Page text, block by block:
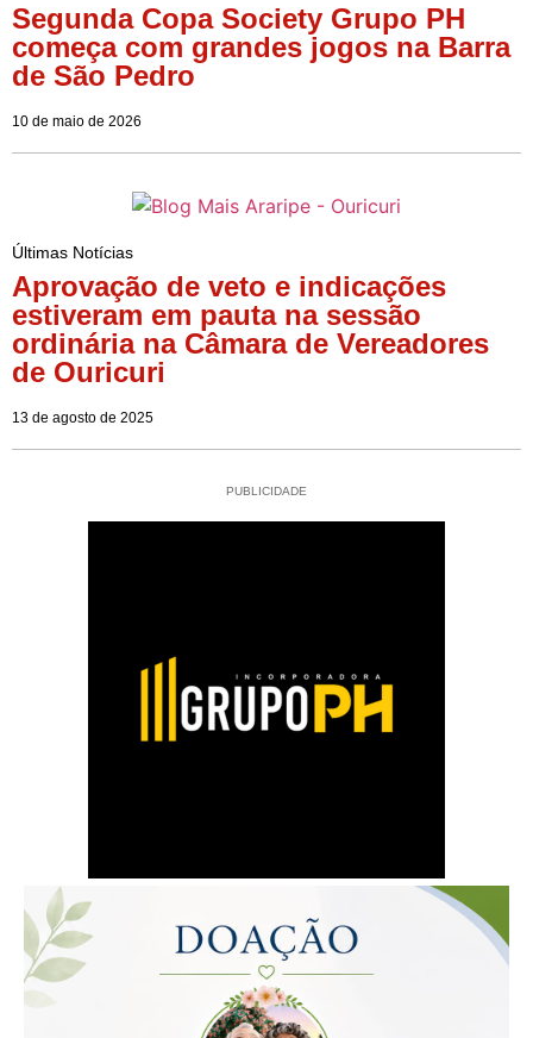
Segunda Copa Society Grupo PH
começa com grandes jogos na Barra
de São Pedro
10 de maio de 2026
Últimas Notícias
Aprovação de veto e indicações
estiveram em pauta na sessão
ordinária na Câmara de Vereadores
de Ouricuri
13 de agosto de 2025
PUBLICIDADE